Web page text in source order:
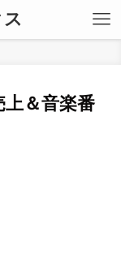
＆音楽番